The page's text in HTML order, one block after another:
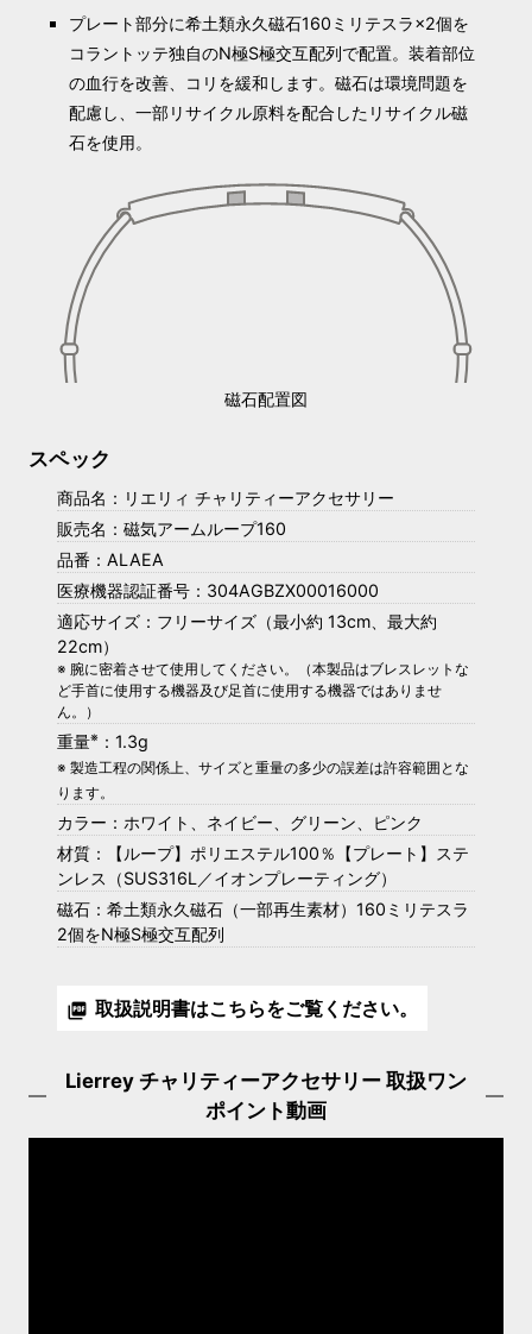
プレート部分に希土類永久磁石160ミリテスラ×2個を
コラントッテ独自のN極S極交互配列で配置。装着部位
の血行を改善、コリを緩和します。磁石は環境問題を
配慮し、一部リサイクル原料を配合したリサイクル磁
石を使用。
磁石配置図
スペック
商品名：リエリィ チャリティーアクセサリー
販売名：磁気アームループ160
品番：ALAEA
医療機器認証番号：304AGBZX00016000
適応サイズ：フリーサイズ（最小約 13cm、最大約
22cm）
※ 腕に密着させて使用してください。（本製品はブレスレットな
ど手首に使用する機器及び足首に使用する機器ではありませ
ん。）
重量※：1.3g
※ 製造工程の関係上、サイズと重量の多少の誤差は許容範囲とな
ります。
カラー：ホワイト、ネイビー、グリーン、ピンク
材質：【ループ】ポリエステル100％【プレート】ステ
ンレス（SUS316L／イオンプレーティング）
磁石：希土類永久磁石（一部再生素材）160ミリテスラ
2個をN極S極交互配列
picture_as_pdf 取扱説明書はこちらをご覧ください。
Lierrey チャリティーアクセサリー 取扱ワン
ポイント動画